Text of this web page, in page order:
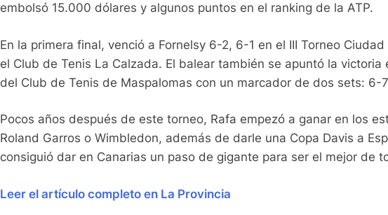
embolsó 15.000 dólares y algunos puntos en el ranking de la ATP.
En la primera final, venció a Fornelsy 6-2, 6-1 en el III Torneo
el Club de Tenis La Calzada. El balear también se apuntó la victoria
del Club de Tenis de Maspalomas con un marcador de dos sets: 6-
Pocos años después de este torneo, Rafa empezó a ganar en los
Roland Garros o Wimbledon, además de darle una Copa Davis a
consiguió dar en Canarias un paso de gigante para ser el mejor de
Leer el artículo completo en La Provincia